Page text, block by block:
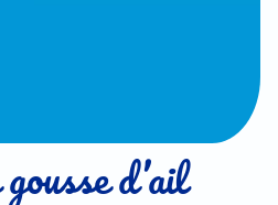
d’ail